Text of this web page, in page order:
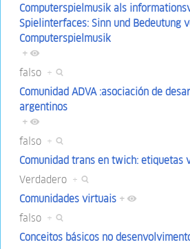
Computerspielmusik als
Spielinterfaces: Sinn und Bedeutung
Computerspielmusik
+
falso +
Comunidad ADVA :asociación de
argentinos
+
falso +
Comunidad trans en twich: etiquetas
Verdadero +
Comunidades virtuais +
falso +
Conceitos básicos no